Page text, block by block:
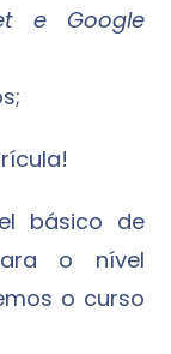
e Google
básico de
o nível
o curso